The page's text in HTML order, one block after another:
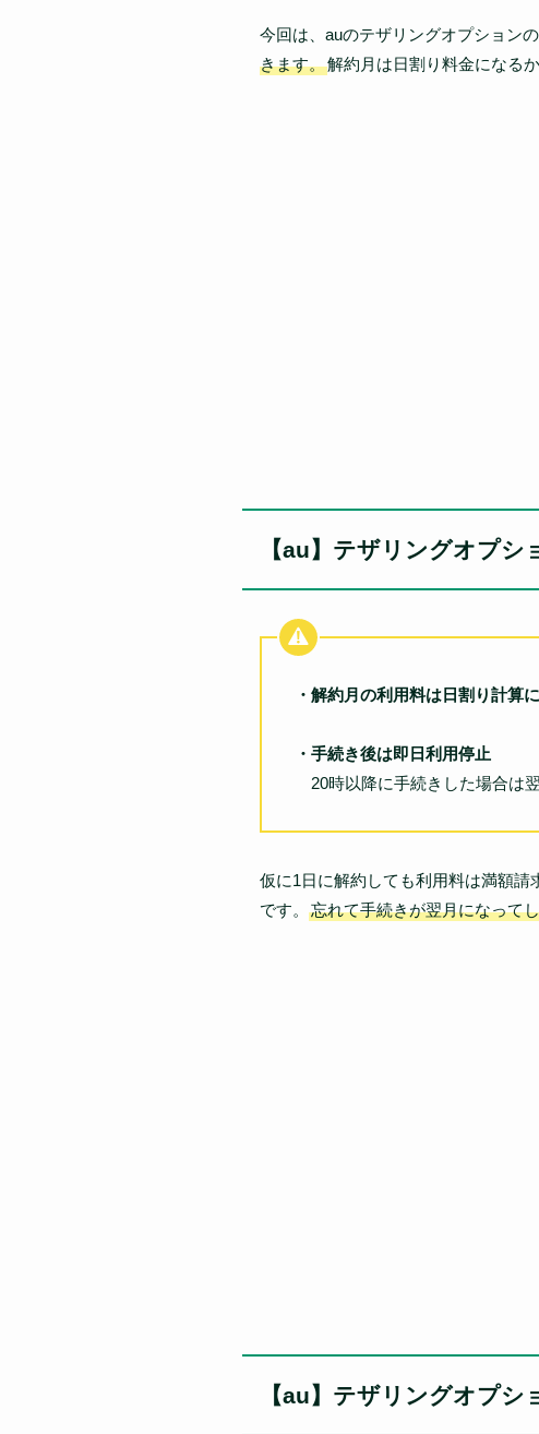
今回は、auのテザリングオプション
きます。解約月は日割り料金になる
【au】テザリングオプシ
・解約月の利用料は日割り計算
・手続き後は即日利用停止
20時以降に手続きした場合は
仮に1日に解約しても利用料は満額
です。
忘れて手続きが翌月になって
【au】テザリングオプシ